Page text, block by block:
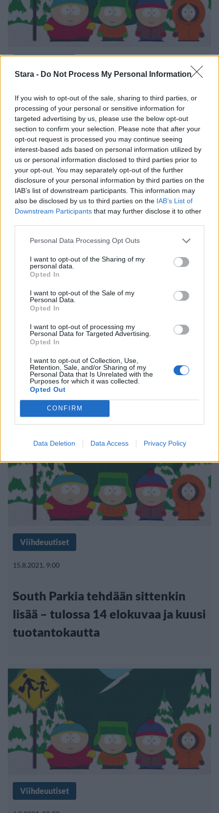
Stara - Do Not Process My Personal Information
If you wish to opt-out of the sale, sharing to third parties, or
processing of your personal or sensitive information for
targeted advertising by us, please use the below opt-out
section to confirm your selection. Please note that after your
opt-out request is processed you may continue seeing
interest-based ads based on personal information utilized by
us or personal information disclosed to third parties prior to
your opt-out. You may separately opt-out of the further
disclosure of your personal information by third parties on the
IAB’s list of downstream participants. This information may
also be disclosed by us to third parties on the IAB’s List of
Downstream Participants that may further disclose it to other
Personal Data Processing Opt Outs
I want to opt-out of the Sharing of my
personal data.
Opted In
I want to opt-out of the Sale of my
Personal Data.
Opted In
I want to opt-out of processing my
Personal Data for Targeted Advertising.
Opted In
I want to opt-out of Collection, Use,
Retention, Sale, and/or Sharing of my
Personal Data that Is Unrelated with the
Purposes for which it was collected.
Opted Out
CONFIRM
Data Deletion Data Access Privacy Policy
Kaksi uutta South Park -elokuvaa
tulossa vielä tänä vuonna
Viihdeuutiset
South Parkin tekijät ostivat
sarjasta tutun yrityksen –
muistatko sinä tämän?
Viihdeuutiset
15.8.2021, 9:00
South Parkia tehdään sittenkin
lisää – tulossa 14 elokuvaa ja kuusi
tuotantokautta
Viihdeuutiset